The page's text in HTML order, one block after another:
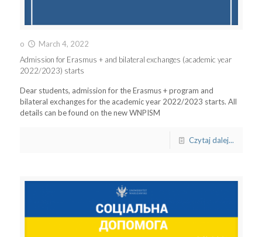
o
March 4, 2022
Admission for Erasmus + and bilateral exchanges (academic year
2022/2023) starts
Dear students, admission for the Erasmus + program and
bilateral exchanges for the academic year 2022/2023 starts. All
details can be found on the new WNPISM
Czytaj dalej...